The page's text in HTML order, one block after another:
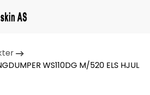
WS110DG M/520 ELS HJUL